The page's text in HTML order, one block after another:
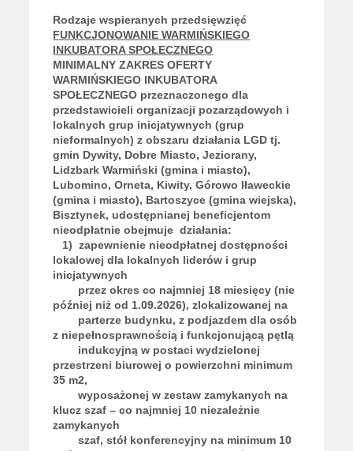
Rodzaje wspieranych przedsięwzięć
FUNKCJONOWANIE WARMIŃSKIEGO
INKUBATORA SPOŁECZNEGO
MINIMALNY ZAKRES OFERTY
WARMIŃSKIEGO INKUBATORA
SPOŁECZNEGO przeznaczonego dla
przedstawicieli organizacji pozarządowych i
lokalnych grup inicjatywnych (grup
nieformalnych) z obszaru działania LGD tj.
gmin Dywity, Dobre Miasto, Jeziorany,
Lidzbark Warmiński (gmina i miasto),
Lubomino, Orneta, Kiwity, Górowo Iławeckie
(gmina i miasto), Bartoszyce (gmina wiejska),
Bisztynek, udostępnianej beneficjentom
nieodpłatnie obejmuje działania:
1) zapewnienie nieodpłatnej dostępności
lokalowej dla lokalnych liderów i grup
inicjatywnych
przez okres co najmniej 18 miesięcy (nie
później niż od 1.09.2026), zlokalizowanej na
parterze budynku, z podjazdem dla osób
z niepełnosprawnością i funkcjonującą pętlą
indukcyjną w postaci wydzielonej
przestrzeni biurowej o powierzchni minimum
35 m2,
wyposażonej w zestaw zamykanych na
klucz szaf – co najmniej 10 niezależnie
zamykanych
szaf, stół konferencyjny na minimum 10